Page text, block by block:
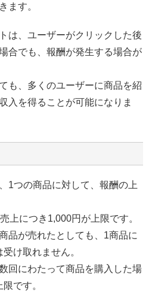
ます。
は、ユーザーがクリックした後
合でも、報酬が発生する場合が
も、多くのユーザーに商品を紹
入を得ることが可能になりま
1つの商品に対して、報酬の上
上につき1,000円が上限です。
品が売れたとしても、1商品に
け取れません。
回にわたって商品を購入した場
です。